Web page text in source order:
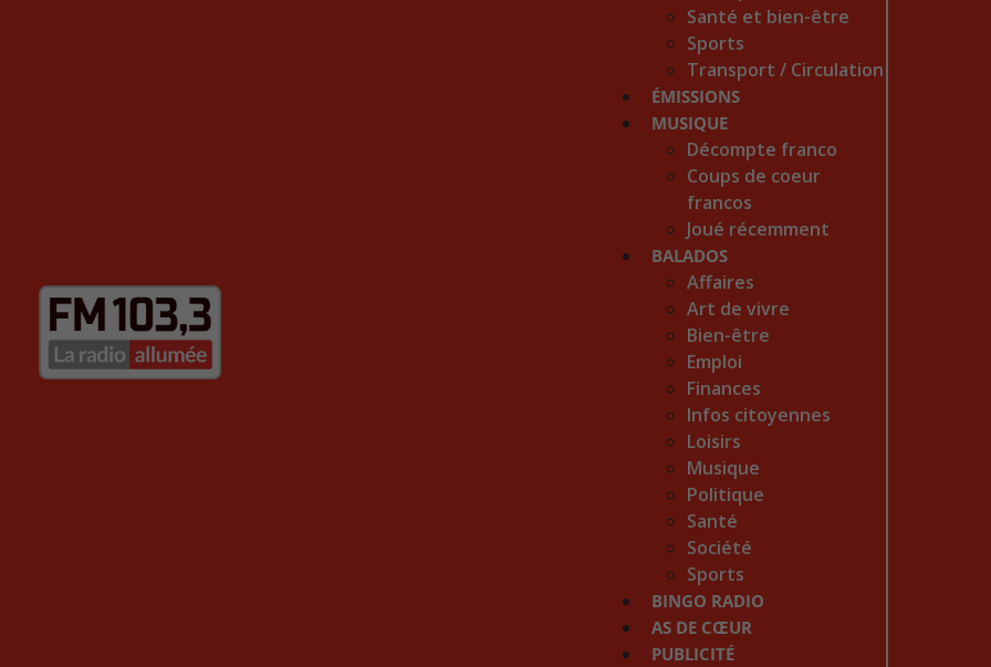
Santé et bien-être
Sports
Transport / Circulation
ÉMISSIONS
MUSIQUE
Décompte franco
Coups de coeur
francos
Joué récemment
BALADOS
Affaires
Art de vivre
Bien-être
Emploi
Finances
Infos citoyennes
Loisirs
Musique
Politique
Santé
Société
Sports
BINGO RADIO
AS DE CŒUR
PUBLICITÉ